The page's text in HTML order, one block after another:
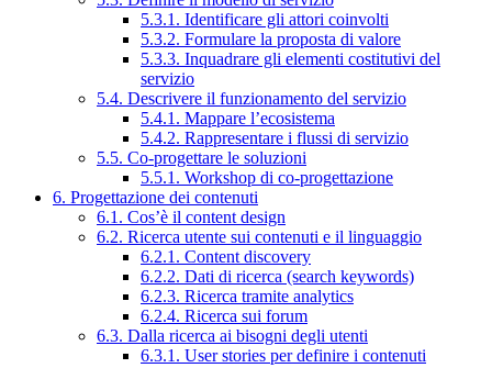
5.3.1. Identificare gli attori coinvolti
5.3.2. Formulare la proposta di valore
5.3.3. Inquadrare gli elementi costitutivi del
servizio
5.4. Descrivere il funzionamento del servizio
5.4.1. Mappare l’ecosistema
5.4.2. Rappresentare i flussi di servizio
5.5. Co-progettare le soluzioni
5.5.1. Workshop di co-progettazione
6. Progettazione dei contenuti
6.1. Cos’è il content design
6.2. Ricerca utente sui contenuti e il linguaggio
6.2.1. Content discovery
6.2.2. Dati di ricerca (search keywords)
6.2.3. Ricerca tramite analytics
6.2.4. Ricerca sui forum
6.3. Dalla ricerca ai bisogni degli utenti
6.3.1. User stories per definire i contenuti